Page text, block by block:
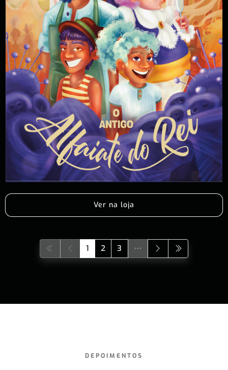
Ver na loja
1 2 3
DEPOIMENTOS